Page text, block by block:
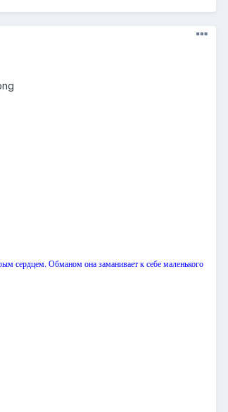
сердцем. Обманом она заманивает к себе маленького